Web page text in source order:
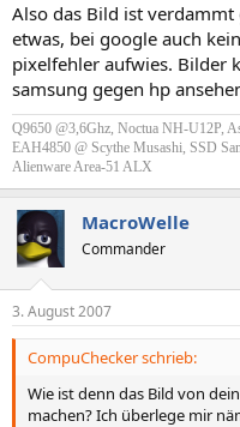
Also das Bild ist
etwas, bei google auch
pixelfehler aufwies. Bilder
samsung gegen hp
Q9650 @3,6Ghz, Noctua NH-U12P,
EAH4850 @ Scythe Musashi, SSD
Alienware Area-51 ALX
MacroWelle
Commander
3. August 2007
CompuChecker schrieb:
Wie ist denn das Bild von
machen? Ich überlege mir